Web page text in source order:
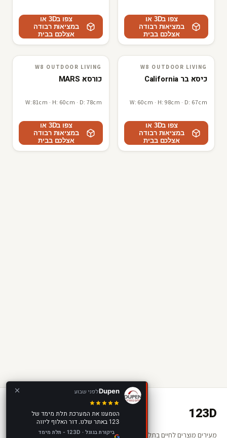
צפו ב3D או
במציאות רבודה
אצלכם בבית
צפו ב3D או
במציאות רבודה
אצלכם בבית
3D · AR
W8 outdoor living
W8 OUTDOOR LIVING
כיסא בר California
W: 60cm · H: 98cm · D: 67cm
צפו ב3D או
במציאות רבודה
אצלכם בבית
3D · AR
W8 outdoor living
W8 OUTDOOR LIVING
כורסא MARS
W: 81cm · H: 60cm · D: 78cm
צפו ב3D או
במציאות רבודה
אצלכם בבית
123D
מעירים מוצרים לחיים בתלת מימד ומציאות רבודה. החנות שלכם —
Dupenלפני שבוע
הטמענו את המערכת תלת מימד של
123 באתר שלנו. דור האלוף ליווה
אותנו בתהליך ההתקנה שהיה פשוט
ביקורת בגוגל · 123D - תלת מימד